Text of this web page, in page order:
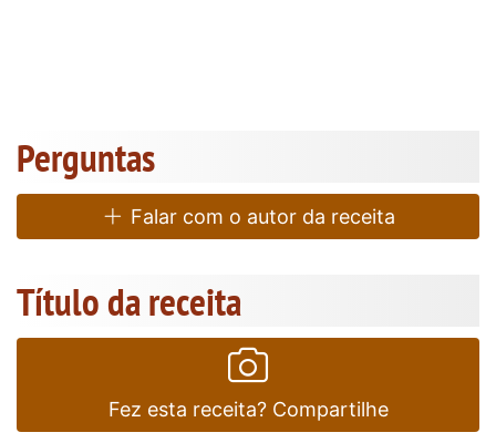
Perguntas
Falar com o autor da receita
Título da receita
Fez esta receita? Compartilhe